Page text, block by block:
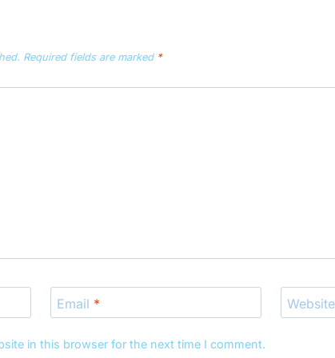
Required fields are marked *
Email * Website
in this browser for the next time I comment.